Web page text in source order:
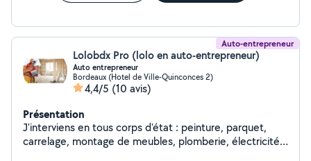
Auto-entrepreneur
Lolobdx Pro (lolo en auto-entrepreneur)
Auto entrepreneur
Bordeaux (Hotel de Ville-Quinconces 2)
4,4/5 (10 avis)
Présentation
J'interviens en tous corps d'état : peinture, parquet,
carrelage, montage de meubles, plomberie, électricité,